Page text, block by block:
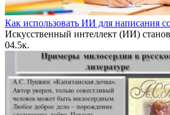
Как использовать ИИ для написания
Искусственный интеллект (ИИ)
04.5к.